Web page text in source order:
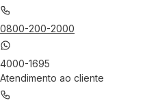
0800-200-2000
4000-1695
Atendimento ao cliente